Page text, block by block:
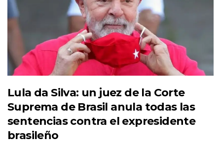
Lula da Silva: un juez de la Corte
Suprema de Brasil anula todas las
sentencias contra el expresidente
brasileño